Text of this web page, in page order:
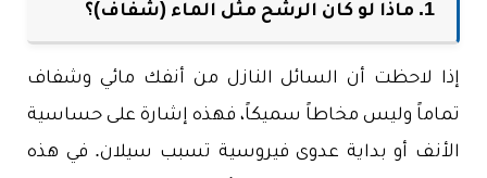
1. ماذا لو كان الرشح مثل الماء (شفاف)؟
إذا لاحظت أن السائل النازل من أنفك مائي وشفاف
تماماً وليس مخاطاً سميكاً، فهذه إشارة على حساسية
الأنف أو بداية عدوى فيروسية تسبب سيلان. في هذه